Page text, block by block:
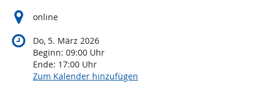
online
Do, 5. März 2026
Beginn: 09:00 Uhr
Ende: 17:00 Uhr
Zum Kalender hinzufügen